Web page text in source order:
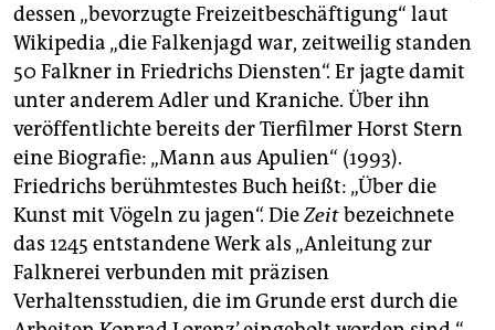
dessen „bevorzugte Freizeitbeschäftigung“ laut
Wikipedia „die Falkenjagd war, zeitweilig standen
50 Falkner in Friedrichs Diensten“. Er jagte damit
unter anderem Adler und Kraniche. Über ihn
veröffentlichte bereits der Tierfilmer Horst Stern
eine Biografie: „Mann aus Apulien“ (1993).
Friedrichs berühmtestes Buch heißt: „Über die
Kunst mit Vögeln zu jagen“. DieZeitbezeichnete
das 1245 entstandene Werk als „Anleitung zur
Falknerei verbunden mit präzisen
Verhaltensstudien, die im Grunde erst durch die